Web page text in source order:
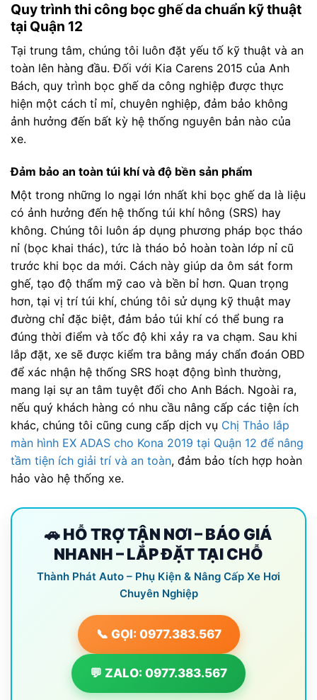
Quy trình thi công bọc ghế da chuẩn kỹ thuật
tại Quận 12
Tại trung tâm, chúng tôi luôn đặt yếu tố kỹ thuật và an
toàn lên hàng đầu. Đối với Kia Carens 2015 của Anh
Bách, quy trình bọc ghế da công nghiệp được thực
hiện một cách tỉ mỉ, chuyên nghiệp, đảm bảo không
ảnh hưởng đến bất kỳ hệ thống nguyên bản nào của
xe.
Đảm bảo an toàn túi khí và độ bền sản phẩm
Một trong những lo ngại lớn nhất khi bọc ghế da là liệu
có ảnh hưởng đến hệ thống túi khí hông (SRS) hay
không. Chúng tôi luôn áp dụng phương pháp bọc tháo
nỉ (bọc khai thác), tức là tháo bỏ hoàn toàn lớp nỉ cũ
trước khi bọc da mới. Cách này giúp da ôm sát form
ghế, tạo độ thẩm mỹ cao và bền bỉ hơn. Quan trọng
hơn, tại vị trí túi khí, chúng tôi sử dụng kỹ thuật may
đường chỉ đặc biệt, đảm bảo túi khí có thể bung ra
đúng thời điểm và tốc độ khi xảy ra va chạm. Sau khi
lắp đặt, xe sẽ được kiểm tra bằng máy chẩn đoán OBD
để xác nhận hệ thống SRS hoạt động bình thường,
mang lại sự an tâm tuyệt đối cho Anh Bách. Ngoài ra,
nếu quý khách hàng có nhu cầu nâng cấp các tiện ích
khác, chúng tôi cũng cung cấp dịch vụ Chị Thảo lắp
màn hình EX ADAS cho Kona 2019 tại Quận 12 để nâng
tầm tiện ích giải trí và an toàn, đảm bảo tích hợp hoàn
hảo vào hệ thống xe.
🚗 HỖ TRỢ TẬN NƠI – BÁO GIÁ
NHANH – LẮP ĐẶT TẠI CHỖ
Thành Phát Auto – Phụ Kiện & Nâng Cấp Xe Hơi
Chuyên Nghiệp
📞 GỌI: 0977.383.567
💬 ZALO: 0977.383.567